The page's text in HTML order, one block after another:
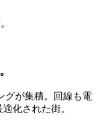
グが集積。回線も電
化された街。